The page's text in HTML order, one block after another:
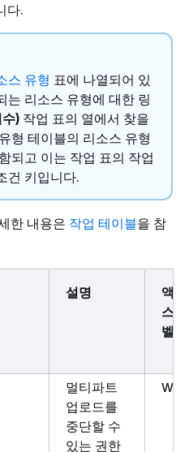
다.
스 유형 표에 나열되어 있
는 리소스 유형에 대한 링
) 작업 표의 열에서 찾을
형 테이블의 리소스 유형
되고 이는 작업 표의 작업
건 키입니다.
한 내용은 작업 테이블을 참
설명
액세
스
벨
멀티파트
업로드를
중단할 수
있는 권한